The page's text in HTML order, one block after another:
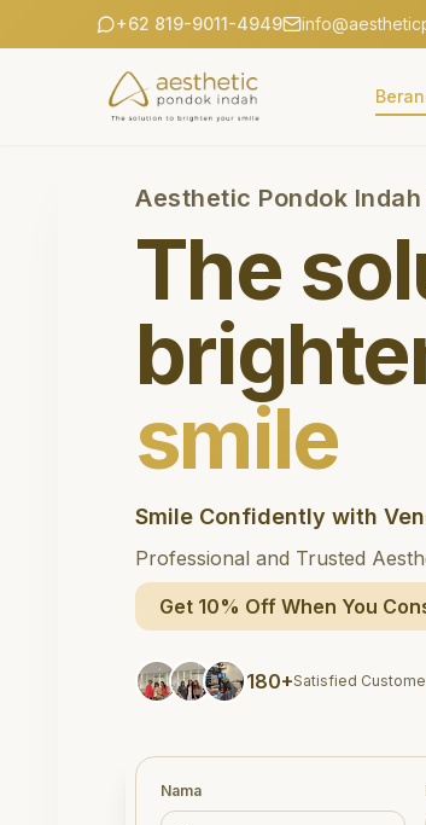
+62 819-9011-4949
Aesthetic Pondok
The
smile
Smile Confidently with
Professional and Trusted
Get 10% Off When You
180+Satisfied
Nama